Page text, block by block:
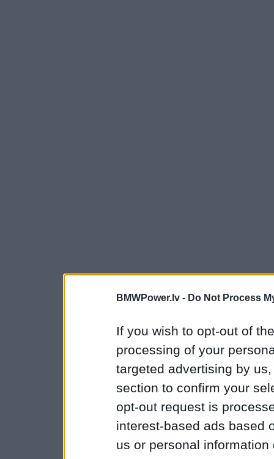
BMWPower.lv - Do Not Process
If you wish to opt-out of
processing of your
targeted advertising by
section to confirm your
opt-out request is
interest-based ads based
us or personal